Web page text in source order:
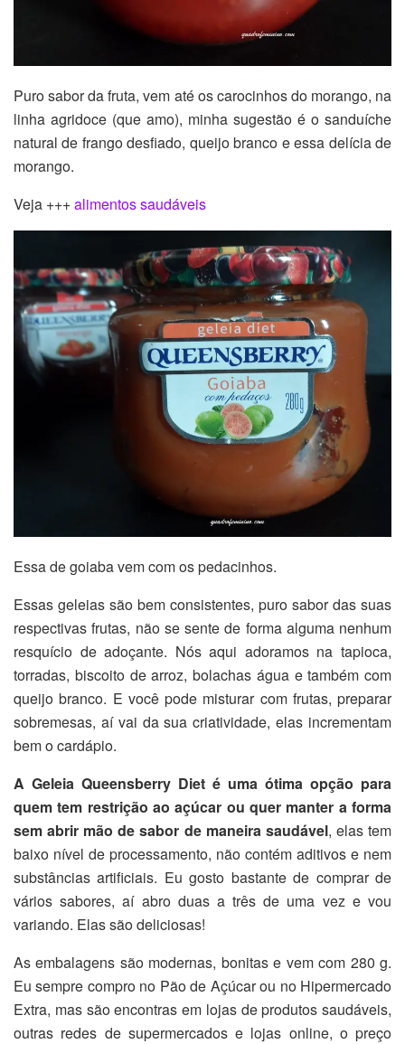
Puro sabor da fruta, vem até os carocinhos do morango, na
linha agridoce (que amo), minha sugestão é o sanduíche
natural de frango desfiado, queijo branco e essa delícia de
morango.
Veja +++alimentos saudáveis
Essa de goiaba vem com os pedacinhos.
Essas geleias são bem consistentes, puro sabor das suas
respectivas frutas, não se sente de forma alguma nenhum
resquício de adoçante. Nós aqui adoramos na tapioca,
torradas, biscoito de arroz, bolachas água e também com
queijo branco. E você pode misturar com frutas, preparar
sobremesas, aí vai da sua criatividade, elas incrementam
bem o cardápio.
A Geleia Queensberry Diet é uma ótima opção para
quem tem restrição ao açúcar ou quer manter a forma
sem abrir mão de sabor de maneira saudável, elas tem
baixo nível de processamento, não contém aditivos e nem
substâncias artificiais. Eu gosto bastante de comprar de
vários sabores, aí abro duas a três de uma vez e vou
variando. Elas são deliciosas!
As embalagens são modernas, bonitas e vem com 280 g.
Eu sempre compro no Pão de Açúcar ou no Hipermercado
Extra, mas são encontras em lojas de produtos saudáveis,
outras redes de supermercados e lojas online, o preço